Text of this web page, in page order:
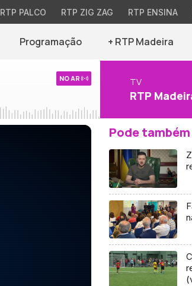
RTP PALCO RTP ZIG ZAG RTP ENSINA
Programação + RTP Madeira
NO AR TV
RTP
Pode